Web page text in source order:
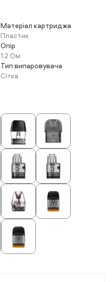
Матеріал картриджа
Пластик
Опір
1.2 Ом
Тип випаровувача
Сітка